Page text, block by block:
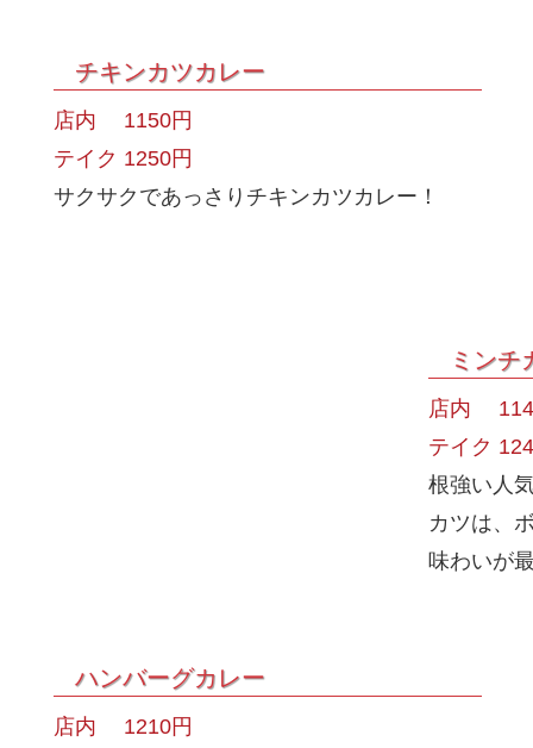
チキンカツカレー
店内 1150円
テイク 1250円
サクサクであっさりチキンカツカレー！
ミンチ
店内
テイク
根強い人
カツは、
味わいが
ハンバーグカレー
店内 1210円